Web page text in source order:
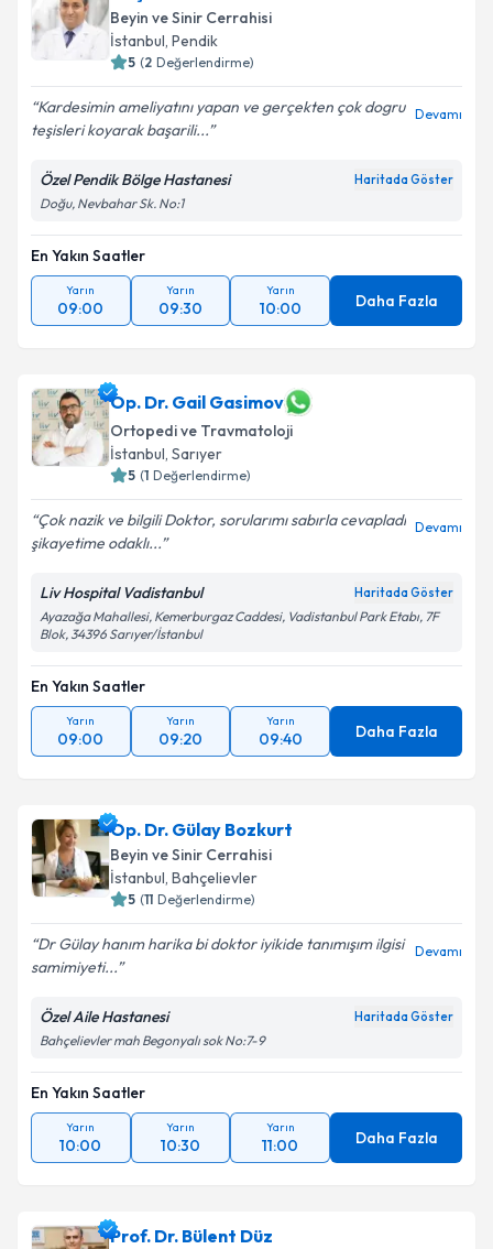
Beyin ve Sinir Cerrahisi
İstanbul, Pendik
5 (2 Değerlendirme)
Kardesimin ameliyatını yapan ve gerçekten çok dogru
teşisleri koyarak başarili...
Devamı
Özel Pendik Bölge Hastanesi Haritada Göster
Doğu, Nevbahar Sk. No:1
En Yakın Saatler
Yarın
09:00
Yarın
09:30
Yarın
10:00 Daha Fazla
Op. Dr. Gail Gasimov
Ortopedi ve Travmatoloji
İstanbul, Sarıyer
5 (1 Değerlendirme)
Çok nazik ve bilgili Doktor, sorularımı sabırla cevapladı
şikayetime odaklı...
Devamı
Liv Hospital Vadistanbul Haritada Göster
Ayazağa Mahallesi, Kemerburgaz Caddesi, Vadistanbul Park Etabı, 7F
Blok, 34396 Sarıyer/İstanbul
En Yakın Saatler
Yarın
09:00
Yarın
09:20
Yarın
09:40 Daha Fazla
Op. Dr. Gülay Bozkurt
Beyin ve Sinir Cerrahisi
İstanbul, Bahçelievler
5 (11 Değerlendirme)
Dr Gülay hanım harika bi doktor iyikide tanımışım ilgisi
samimiyeti...
Devamı
Özel Aile Hastanesi Haritada Göster
Bahçelievler mah Begonyalı sok No:7-9
En Yakın Saatler
Yarın
10:00
Yarın
10:30
Yarın
11:00 Daha Fazla
Prof. Dr. Bülent Düz